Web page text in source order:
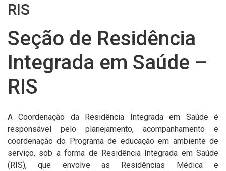
buscaRIS
Seção de Residência
Integrada em Saúde –
RIS
A Coordenação da Residência Integrada em Saúde é
responsável pelo planejamento, acompanhamento e
coordenação do Programa de educação em ambiente de
serviço, sob a forma de Residência Integrada em Saúde
(RIS), que envolve as Residências Médica e